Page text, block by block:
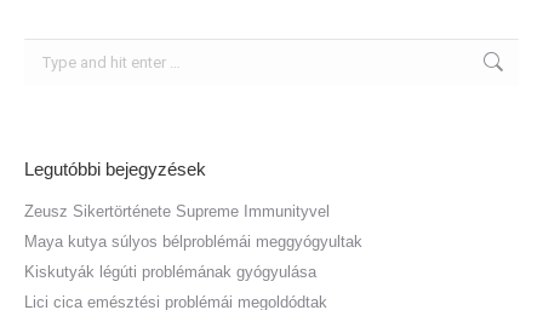
Legutóbbi bejegyzések
Zeusz Sikertörténete Supreme Immunityvel
Maya kutya súlyos bélproblémái meggyógyultak
Kiskutyák légúti problémának gyógyulása
Lici cica emésztési problémái megoldódtak